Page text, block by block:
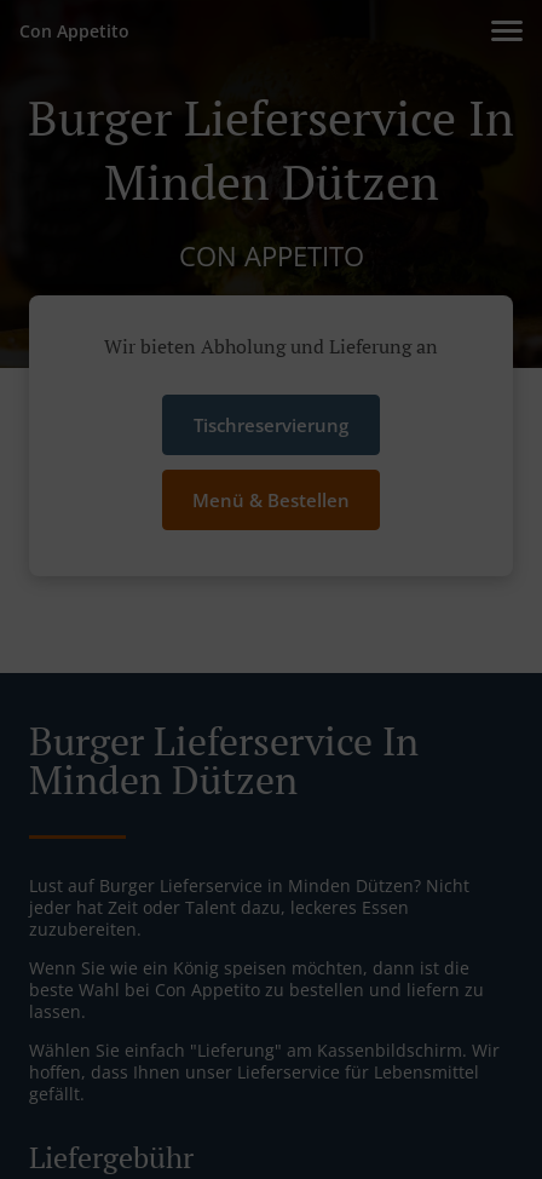
Con Appetito
Burger Lieferservice In
Minden Dützen
CON APPETITO
Wir bieten Abholung und Lieferung an
Tischreservierung
Menü & Bestellen
Burger Lieferservice In
Minden Dützen
Lust auf Burger Lieferservice in Minden Dützen? Nicht
jeder hat Zeit oder Talent dazu, leckeres Essen
zuzubereiten.
Wenn Sie wie ein König speisen möchten, dann ist die
beste Wahl bei Con Appetito zu bestellen und liefern zu
lassen.
Wählen Sie einfach "Lieferung" am Kassenbildschirm. Wir
hoffen, dass Ihnen unser Lieferservice für Lebensmittel
gefällt.
Liefergebühr